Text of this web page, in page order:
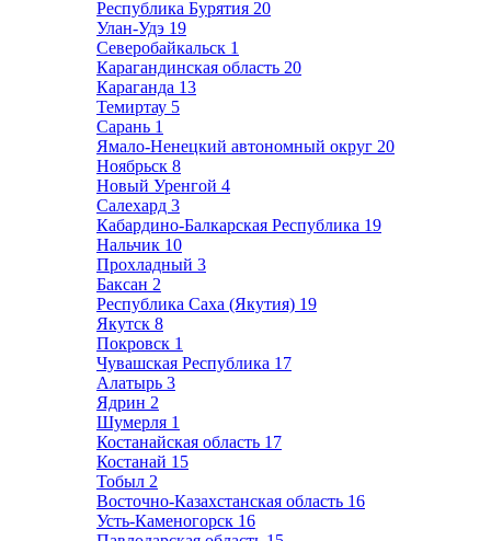
Республика Бурятия 20
Улан-Удэ 19
Северобайкальск 1
Карагандинская область 20
Караганда 13
Темиртау 5
Сарань 1
Ямало-Ненецкий автономный округ 20
Ноябрьск 8
Новый Уренгой 4
Салехард 3
Кабардино-Балкарская Республика 19
Нальчик 10
Прохладный 3
Баксан 2
Республика Саха (Якутия) 19
Якутск 8
Покровск 1
Чувашская Республика 17
Алатырь 3
Ядрин 2
Шумерля 1
Костанайская область 17
Костанай 15
Тобыл 2
Восточно-Казахстанская область 16
Усть-Каменогорск 16